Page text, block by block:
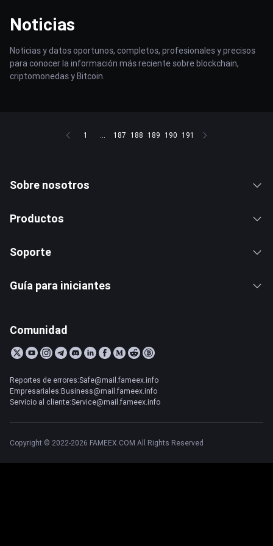
Noticias
Noticias y datos oportunos, completos, profesionales y precisos
para conocer la información más reciente sobre blockchain,
criptomonedas y Bitcoin.
1 ... 187 188 189 190 191
Sobre nosotros
Productos
Soporte
Guía para iniciantes
Comunidad
Reportes de errores:Safe@mail.fameex.info
Empresariales:Business@mail.fameex.info
Servicio al cliente:Service@mail.fameex.info
Copyright © 2022-2026 FAMEEX.COM All Rights Reserved